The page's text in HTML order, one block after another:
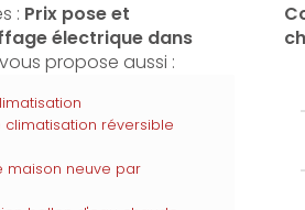
: Prix pose et
électrique dans
vous propose aussi :
réversible
maison neuve par